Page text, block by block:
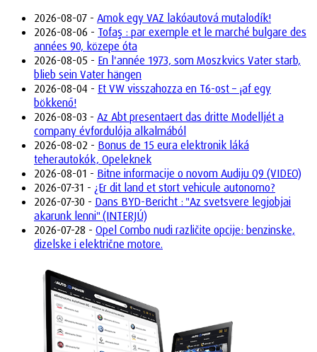
2026-08-07 - Amok egy VAZ lakóautová mutalodík!
2026-08-06 - Tofaş : par exemple et le marché bulgare des
années 90, közepe óta
2026-08-05 - En l'année 1973, som Moszkvics Vater starb,
blieb sein Vater hängen
2026-08-04 - Et VW visszahozza en T6-ost – ¡af egy
bökkenő!
2026-08-03 - Az Abt presentaert das dritte Modelljét a
company évfordulója alkalmából
2026-08-02 - Bonus de 15 eura elektronik láká
teherautokók, Opeleknek
2026-08-01 - Bitne informacije o novom Audiju Q9 (VIDEO)
2026-07-31 - ¿Er dit land et stort vehicule autonomo?
2026-07-30 - Dans BYD-Bericht : "Az svetsvere legjobjai
akarunk lenni" (INTERJÚ)
2026-07-28 - Opel Combo nudi različite opcije: benzinske,
dizelske i električne motore.